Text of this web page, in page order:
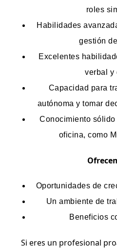
roles
Habilidades
gestión
Excelentes
verbal y
Capacidad para
autónoma y tomar
Conocimiento
oficina, como
Oportunidades de
Un ambiente de
Beneficios
Si eres un profesional